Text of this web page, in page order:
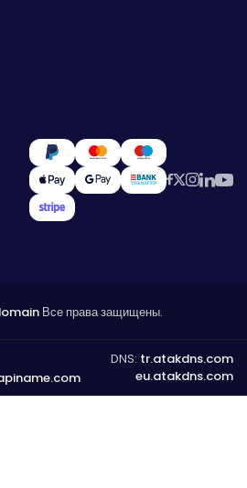
Все права защищены.
DNS: tr.atakdns.com
eu.atakdns.com